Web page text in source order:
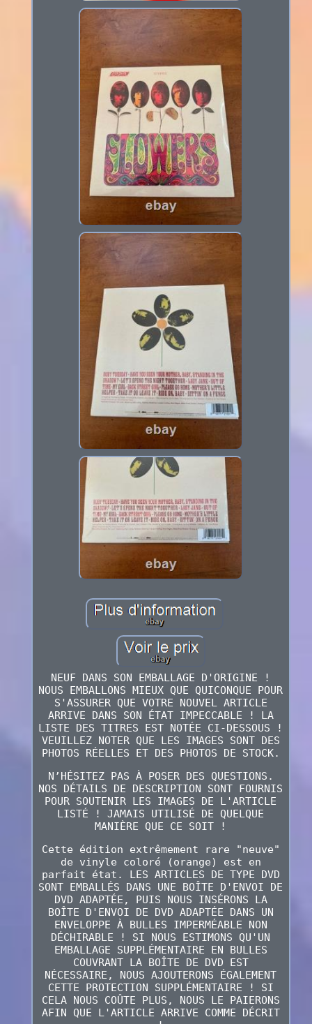
NEUF DANS SON EMBALLAGE D'ORIGINE !
NOUS EMBALLONS MIEUX QUE QUICONQUE POUR
S'ASSURER QUE VOTRE NOUVEL ARTICLE
ARRIVE DANS SON ÉTAT IMPECCABLE ! LA
LISTE DES TITRES EST NOTÉE CI-DESSOUS !
VEUILLEZ NOTER QUE LES IMAGES SONT DES
PHOTOS RÉELLES ET DES PHOTOS DE STOCK.
N’HÉSITEZ PAS À POSER DES QUESTIONS.
NOS DÉTAILS DE DESCRIPTION SONT FOURNIS
POUR SOUTENIR LES IMAGES DE L'ARTICLE
LISTÉ ! JAMAIS UTILISÉ DE QUELQUE
MANIÈRE QUE CE SOIT !
Cette édition extrêmement rare "neuve"
de vinyle coloré (orange) est en
parfait état. LES ARTICLES DE TYPE DVD
SONT EMBALLÉS DANS UNE BOÎTE D'ENVOI DE
DVD ADAPTÉE, PUIS NOUS INSÉRONS LA
BOÎTE D'ENVOI DE DVD ADAPTÉE DANS UN
ENVELOPPE À BULLES IMPERMÉABLE NON
DÉCHIRABLE ! SI NOUS ESTIMONS QU'UN
EMBALLAGE SUPPLÉMENTAIRE EN BULLES
COUVRANT LA BOÎTE DE DVD EST
NÉCESSAIRE, NOUS AJOUTERONS ÉGALEMENT
CETTE PROTECTION SUPPLÉMENTAIRE ! SI
CELA NOUS COÛTE PLUS, NOUS LE PAIERONS
AFIN QUE L'ARTICLE ARRIVE COMME DÉCRIT